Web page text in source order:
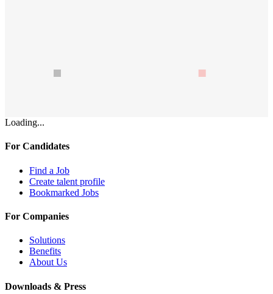
Loading...
For Candidates
Find a Job
Create talent profile
Bookmarked Jobs
For Companies
Solutions
Benefits
About Us
Downloads & Press